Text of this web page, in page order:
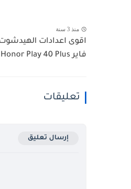
منذ 3 سنة
اقوى اعدادات
فاير Honor Play 40 Plus...
تعليقات
إرسال تعليق